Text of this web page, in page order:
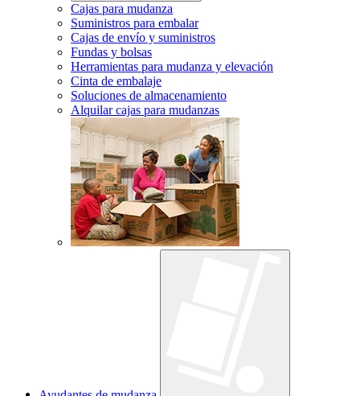
Cajas para mudanza
Suministros para embalar
Cajas de envío y suministros
Fundas y bolsas
Herramientas para mudanza y elevación
Cinta de embalaje
Soluciones de almacenamiento
Alquilar cajas para mudanzas